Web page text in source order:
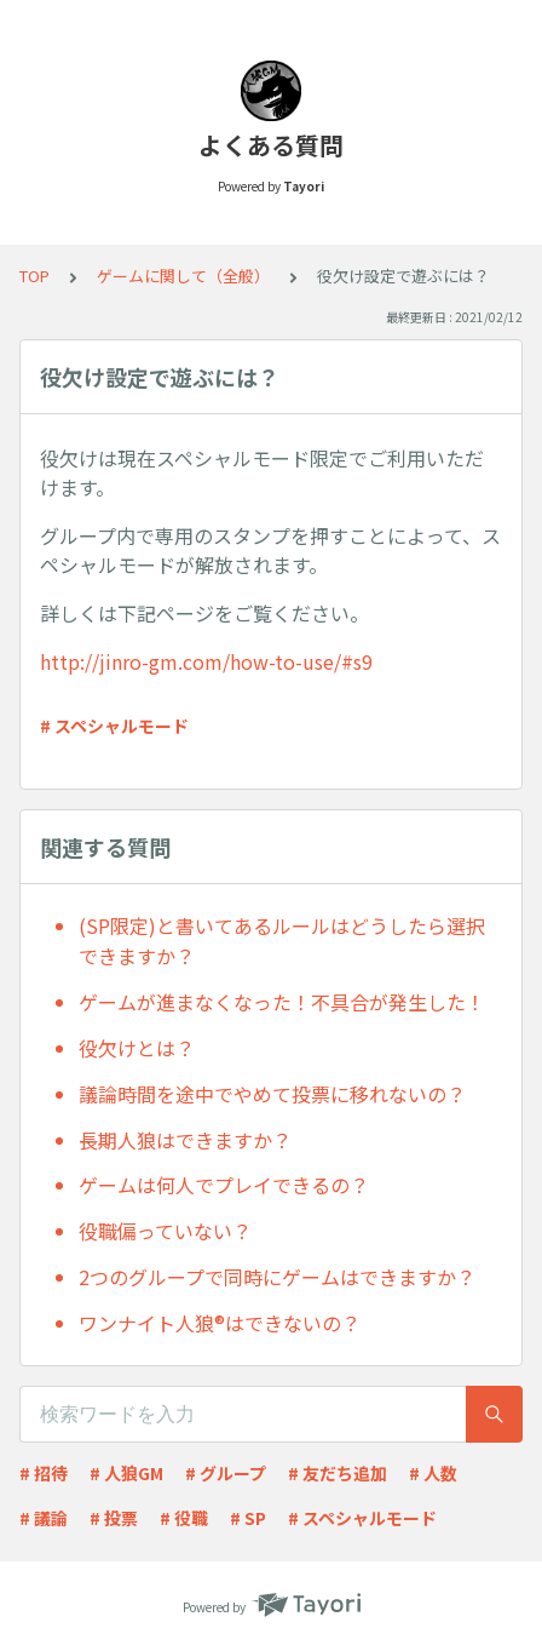
よくある質問
Powered by Tayori
TOP ゲームに関して（全般） 役欠け設定で遊ぶには？
最終更新日 : 2021/02/12
役欠け設定で遊ぶには？
役欠けは現在スペシャルモード限定でご利用いただ
けます。
グループ内で専用のスタンプを押すことによって、ス
ペシャルモードが解放されます。
詳しくは下記ページをご覧ください。
http://jinro-gm.com/how-to-use/#s9
# スペシャルモード
関連する質問
(SP限定)と書いてあるルールはどうしたら選択
できますか？
ゲームが進まなくなった！不具合が発生した！
役欠けとは？
議論時間を途中でやめて投票に移れないの？
長期人狼はできますか？
ゲームは何人でプレイできるの？
役職偏っていない？
2つのグループで同時にゲームはできますか？
ワンナイト人狼®︎はできないの？
# 招待 # 人狼GM # グループ # 友だち追加
# 人数
# 議論
# 投票 # 役職 # SP # スペシャルモード
Powered by